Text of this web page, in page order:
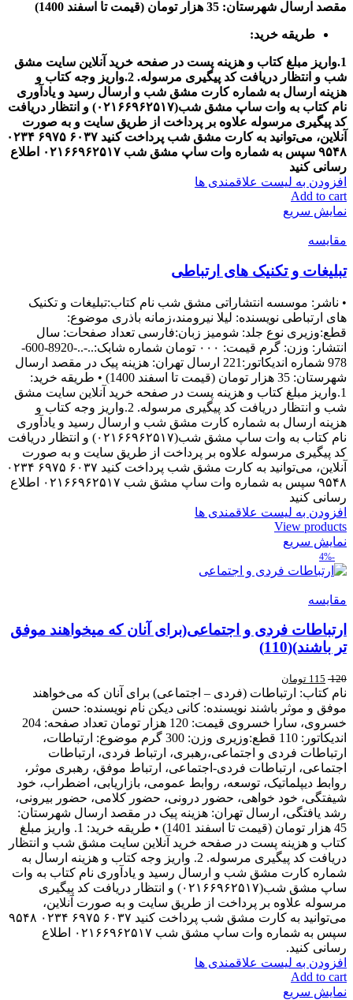
مقصد ارسال شهرستان: 35 هزار تومان (قیمت تا اسفند 1400)
طریقه خرید:
1.واریز مبلغ کتاب و هزینه پست در صفحه خرید آنلاین سایت مشق
شب و انتظار دریافت کد پیگیری مرسوله.
2.واریز وجه کتاب و
هزینه ارسال به شماره کارت مشق شب و ارسال رسید و یادآوری
نام کتاب به وات ساپ مشق شب(۰۲۱۶۶۹۶۲۵۱۷) و انتظار دریافت
کد پیگیری مرسوله علاوه بر پرداخت از طریق سایت و به صورت
آنلاین، می‌توانید به کارت مشق شب پرداخت کنید ۶۰۳۷ ۶۹۷۵ ۰۲۳۴
۹۵۴۸ سپس به شماره وات ساپ مشق شب ۰۲۱۶۶۹۶۲۵۱۷
اطلاع
رسانی کنید
افزودن به لیست علاقمندی ها
Add to cart
نمایش سریع
مقایسه
تبلیغات و تکنیک های ارتباطی
• ناشر: موسسه انتشاراتی مشق شب نام کتاب:تبلیغات و تکنیک
های ارتباطی نويسنده: لیلا نیرومند،زمانه باذری موضوع:
قطع:وزیری نوع جلد: شومیز زبان:فارسی تعداد صفحات: سال
انتشار: وزن: گرم قیمت: ۰۰۰ تومان شماره شابک:..-..-8920-600-
978 شماره اندیکاتور:221 ارسال تهران: هزینه پیک در مقصد ارسال
شهرستان: 35 هزار تومان (قیمت تا اسفند 1400) • طریقه خرید:
1.واریز مبلغ کتاب و هزینه پست در صفحه خرید آنلاین سایت مشق
شب و انتظار دریافت کد پیگیری مرسوله. 2.واریز وجه کتاب و
هزینه ارسال به شماره کارت مشق شب و ارسال رسید و یادآوری
نام کتاب به وات ساپ مشق شب(۰۲۱۶۶۹۶۲۵۱۷) و انتظار دریافت
کد پیگیری مرسوله علاوه بر پرداخت از طریق سایت و به صورت
آنلاین، می‌توانید به کارت مشق شب پرداخت کنید ۶۰۳۷ ۶۹۷۵ ۰۲۳۴
۹۵۴۸ سپس به شماره وات ساپ مشق شب ۰۲۱۶۶۹۶۲۵۱۷ اطلاع
رسانی کنید
افزودن به لیست علاقمندی ها
View products
نمایش سریع
-4%
مقایسه
ارتباطات فردی و اجتماعی(برای آنان که میخواهند موفق
تر باشند)(110)
120
115 تومان
نام کتاب: ارتباطات (فردی – اجتماعی) برای آنان که می‌خواهند
موفق و موثر باشند نویسنده: کانی دیکن نام نویسنده: حسن
خسروی، سارا خسروی قیمت: 120 هزار تومان تعداد صفحه: 204
اندیکاتور: 110 قطع:وزیری وزن: 300 گرم موضوع: ارتباطات،
ارتباطات فردی و اجتماعی،رهبری، ارتباط فردی، ارتباطات
اجتماعی، ارتباطات فردی-اجتماعی، ارتباط موفق، رهبری موثر،
روابط دیپلماتیک، توسعه، روابط عمومی، بازاریابی، اضطراب، خود
شیفتگی، خود خواهی، حضور درونی، حضور کلامی، حضور بیرونی،
رشد یافتگی، ارسال تهران: هزینه پیک در مقصد ارسال شهرستان:
45 هزار تومان (قیمت تا اسفند 1401) • طریقه خرید: 1. واریز مبلغ
کتاب و هزینه پست در صفحه خرید آنلاین سایت مشق شب و انتظار
دریافت کد پیگیری مرسوله. 2. واریز وجه کتاب و هزینه ارسال به
شماره کارت مشق شب و ارسال رسید و یادآوری نام کتاب به وات
ساپ مشق شب(۰۲۱۶۶۹۶۲۵۱۷) و انتظار دریافت کد پیگیری
مرسوله علاوه بر پرداخت از طریق سایت و به صورت آنلاین،
می‌توانید به کارت مشق شب پرداخت کنید ۶۰۳۷ ۶۹۷۵ ۰۲۳۴ ۹۵۴۸
سپس به شماره وات ساپ مشق شب ۰۲۱۶۶۹۶۲۵۱۷ اطلاع
رسانی کنید.
افزودن به لیست علاقمندی ها
Add to cart
نمایش سریع